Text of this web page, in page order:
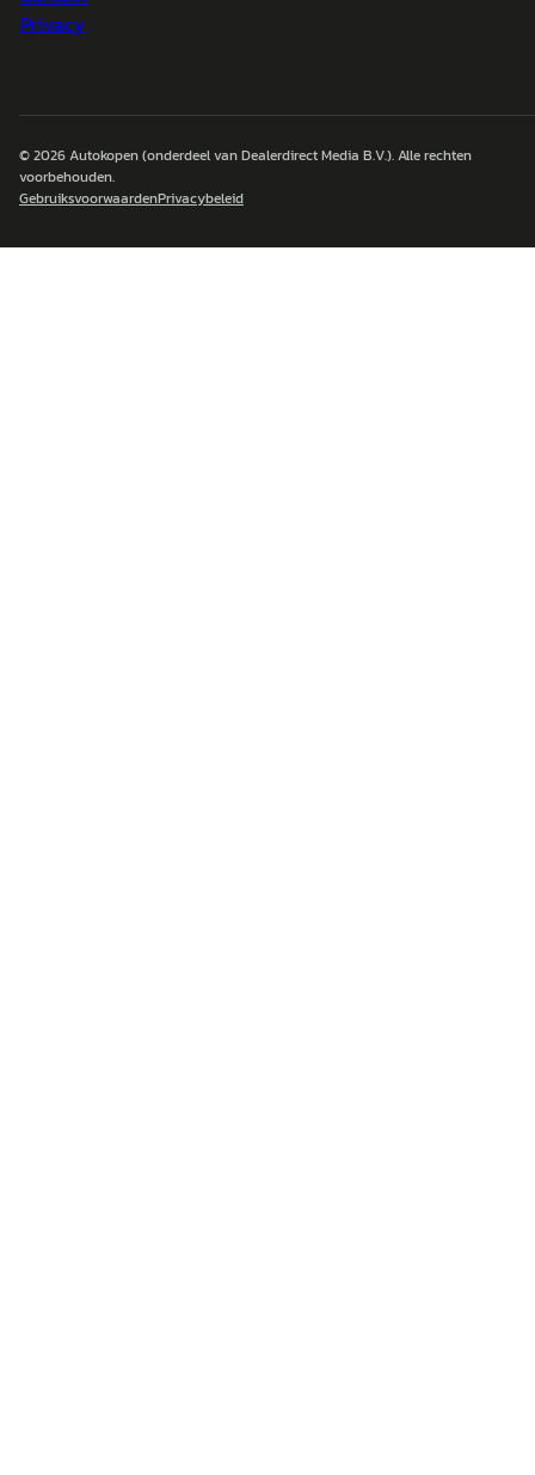
Privacy
© 2026Autokopen(onderdeel van Dealerdirect Media B.V.). Alle rechten
voorbehouden.
GebruiksvoorwaardenPrivacybeleid